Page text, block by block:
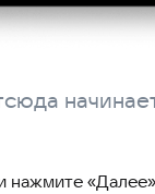
нажмите